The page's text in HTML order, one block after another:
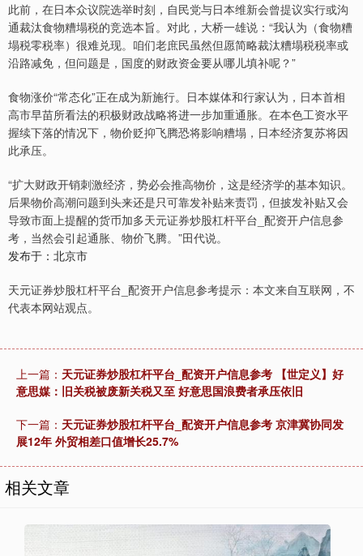
此前，在日本众议院选举时刻，自民党与日本维新会曾提议实行或沟
通裁汰食物糟塌税的竞选本旨。对此，大桥一雄说：“我认为（食物糟
塌税零税率）很难兑现。咱们老庶民虽然但愿简略裁汰糟塌税税率或
沿路减免，但问题是，国度的财政资金要从哪儿填补呢？”
食物涨价“常态化”正在成为新施行。日本媒体和行家认为，日本首相
高市早苗所看法的积极财政战略将进一步加重通胀。在本色工资水平
握续下落的情况下，物价贬抑飞腾恐将影响糟塌，日本经济复苏将因
此承压。
“扩大财政开销刺激经济，势必会推高物价，这是经济学的基本知识。
后果物价高潮问题到头来还是只可靠发补贴来责罚，但披发补贴又会
导致市面上提醒的货币加多天元证券炒股杠杆平台_配资开户信息参
考，当然会引起通胀、物价飞腾。”田代说。
发布于：北京市
天元证券炒股杠杆平台_配资开户信息参考提示：本文来自互联网，不
代表本网站观点。
上一篇： 天元证券炒股杠杆平台_配资开户信息参考 【世定义】好
意思媒：旧关税被废新关税又至 好意思国浪费者承压依旧
下一篇： 天元证券炒股杠杆平台_配资开户信息参考 京津冀协同发
展12年 外贸相差口值增长25.7%
相关文章